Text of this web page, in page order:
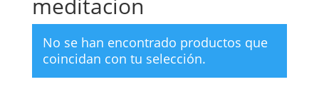
meditacion
No se han encontrado productos que
coincidan con tu selección.